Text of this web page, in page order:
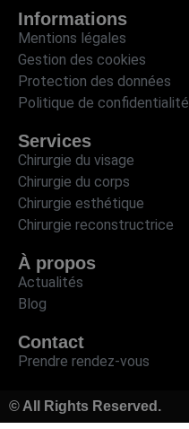
Informations
Mentions légales
Gestion des cookies
Protection des données
Politique de confidentialité
Services
Chirurgie du visage
Chirurgie du corps
Chirurgie esthétique
Chirurgie reconstructrice
À propos
Actualités
Blog
Contact
Prendre rendez-vous
© All Rights Reserved.